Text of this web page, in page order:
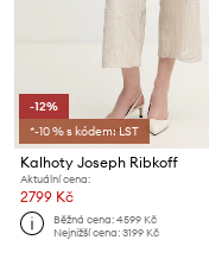
-12%
*-10 % s kódem: LST
Kalhoty Joseph Ribkoff
Aktuální cena:
2799 Kč
Běžná cena:4599 Kč
Nejnižší cena:3199 Kč